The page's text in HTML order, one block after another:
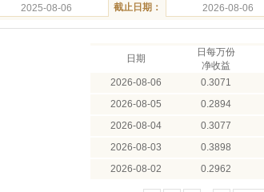
截止日期：
日期
日每万份
净收益
2026-08-06
0.3071
2026-08-05 0.2894
2026-08-04 0.3077
2026-08-03 0.3898
2026-08-02 0.2962